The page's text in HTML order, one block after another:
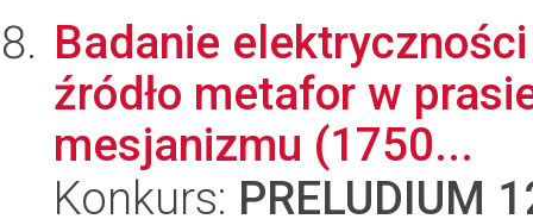
Badanie
źródło metafor w
mesjanizmu (1750...
Konkurs: PRELUDIUM